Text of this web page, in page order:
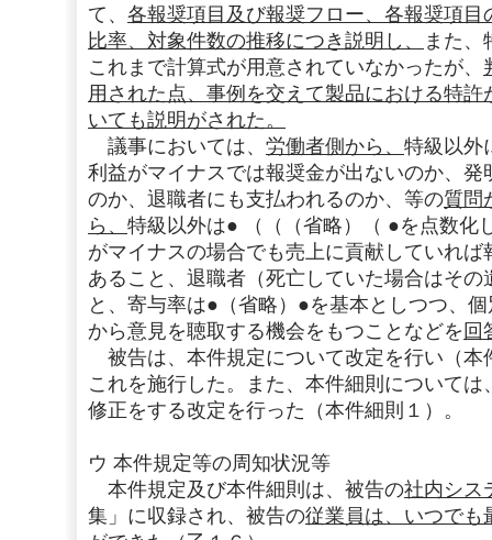
て、 各報奨項目及び報奨フロー、各報奨項
比率、対象件数の推移につき説明し、
また、
これまで計算式が用意されていなかったが、
用された点、事例を交えて製品における特
いても説明がされた。
議事においては、 労働者側から、 特級以外
利益がマイナスでは報奨金が出ないのか、
のか、退職者にも支払われるのか、等の質問
ら、 特級以外は● （（（省略）（ ●を点数化
がマイナスの場合でも売上に貢献していれ
あること、退職者（死亡していた場合はそ
と、寄与率は●（省略）●を基本としつつ、
から意見を聴取する機会をもつことなどを 回
被告は、本件規定について改定を行い（本
これを施行した。また、本件細則について
修正をする改定を行った（本件細則１）。
ウ 本件規定等の周知状況等
本件規定及び本件細則は、被告の社内シス
集」に収録され、被告の従業員は、いつでも